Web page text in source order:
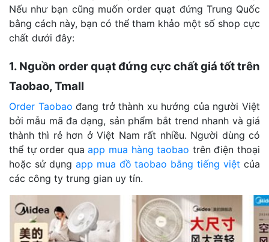
Nếu như bạn cũng muốn order quạt đứng Trung Quốc
bằng cách này, bạn có thể tham khảo một số shop cực
chất dưới đây:
1. Nguồn order quạt đứng cực chất giá tốt trên
Taobao, Tmall
Order Taobao đang trở thành xu hướng của người Việt
bởi mẫu mã đa dạng, sản phẩm bắt trend nhanh và giá
thành thì rẻ hơn ở Việt Nam rất nhiều. Người dùng có
thể tự order quaapp mua hàng taobao trên điện thoại
hoặc sử dụng app mua đồ taobao bằng tiếng việt của
các công ty trung gian uy tín.